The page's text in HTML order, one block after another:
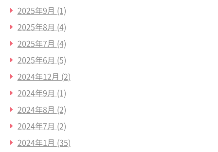
2025年9月 (1)
2025年8月 (4)
2025年7月 (4)
2025年6月 (5)
2024年12月 (2)
2024年9月 (1)
2024年8月 (2)
2024年7月 (2)
2024年1月 (35)